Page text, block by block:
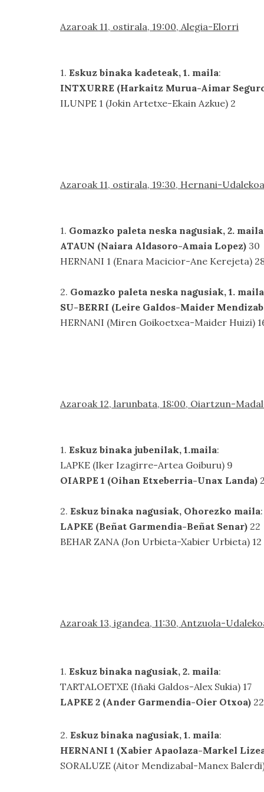
Azaroak 11, ostirala, 19:00, Alegia-Elorri
1. Eskuz binaka kadeteak, 1. maila:
INTXURRE (Harkaitz Murua-Aimar
ILUNPE 1 (Jokin Artetxe-Ekain Azkue) 2
Azaroak 11, ostirala, 19:30, Hernani-Udalekoa
1. Gomazko paleta neska nagusiak, 2. maila
ATAUN (Naiara Aldasoro-Amaia Lopez) 30
HERNANI 1 (Enara Macicior-Ane Kerejeta)
2. Gomazko paleta neska nagusiak, 1. maila
SU-BERRI (Leire Galdos-Maider
HERNANI (Miren Goikoetxea-Maider Huizi)
Azaroak 12, larunbata, 18:00, Oiartzun-
1. Eskuz binaka jubenilak, 1.maila:
LAPKE (Iker Izagirre-Artea Goiburu) 9
OIARPE 1 (Oihan Etxeberria-Unax Landa)
2. Eskuz binaka nagusiak, Ohorezko maila:
LAPKE (Beñat Garmendia-Beñat Senar) 22
BEHAR ZANA (Jon Urbieta-Xabier Urbieta) 12
Azaroak 13, igandea, 11:30, Antzuola-
1. Eskuz binaka nagusiak, 2. maila:
TARTALOETXE (Iñaki Galdos-Alex Sukia) 17
LAPKE 2 (Ander Garmendia-Oier Otxoa) 22
2. Eskuz binaka nagusiak, 1. maila:
HERNANI 1 (Xabier Apaolaza-Markel
SORALUZE (Aitor Mendizabal-Manex